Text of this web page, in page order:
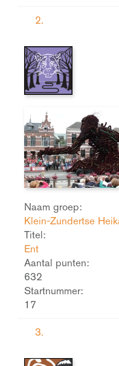
2.
Naam groep:
Klein-Zundertse
Titel:
Ent
Aantal punten:
632
Startnummer:
17
3.